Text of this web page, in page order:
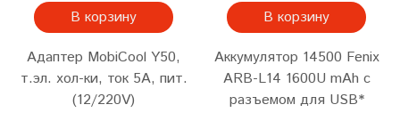
В корзину
Адаптер MobiCool Y50,
т.эл. хол-ки, ток 5А, пит.
(12/220V)
В корзину
Аккумулятор 14500 Fenix
ARB-L14 1600U mAh с
разъемом для USB*